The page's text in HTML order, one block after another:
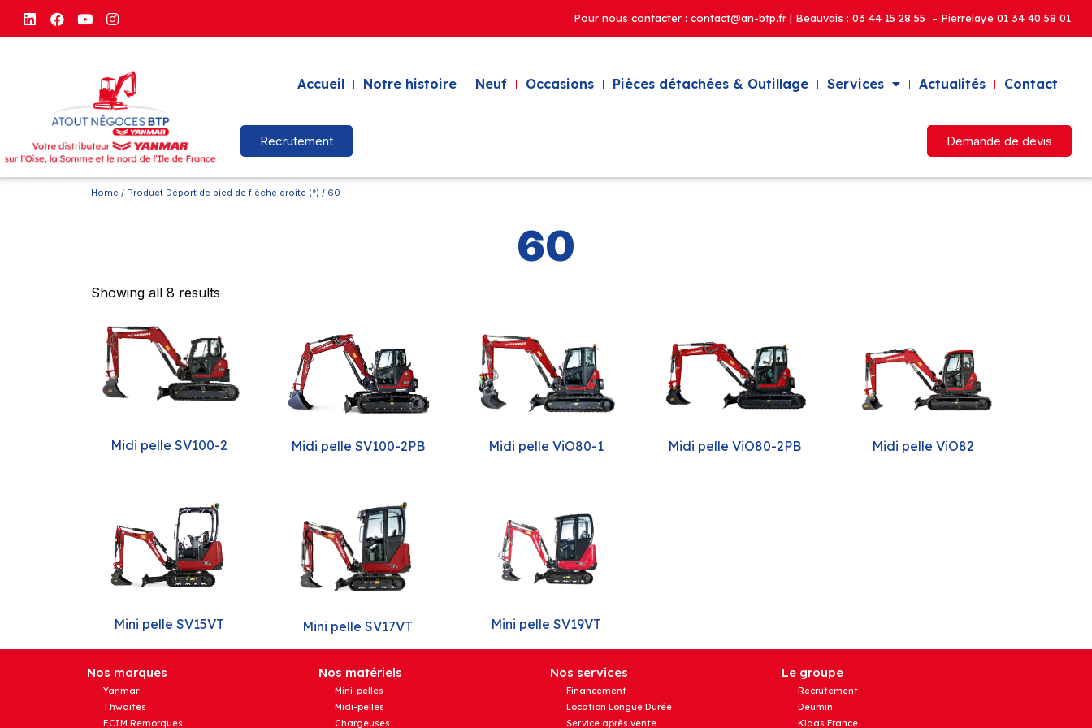
Pour nous contacter : contact@an-btp.fr | Beauvais : 03 44 15 28 55 – Pierrelaye 01 34 40 58 01
Accueil Notre histoire Neuf Occasions Pièces détachées & Outillage Services Actualités Contact
Recrutement Demande de devis
Home / Product Déport de pied de flèche droite (°) / 60
60
Showing all 8 results
Midi pelle SV100-2 Midi pelle SV100-2PB Midi pelle ViO80-1 Midi pelle ViO80-2PB Midi pelle ViO82
Mini pelle SV15VT Mini pelle SV17VT Mini pelle SV19VT
Nos marques
Yanmar
Thwaites
ECIM Remorques
Nos matériels
Mini-pelles
Midi-pelles
Chargeuses
Nos services
Financement
Location Longue Durée
Service après vente
Le groupe
Recrutement
Deumin
Klaas France